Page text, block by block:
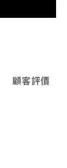
顧客評價